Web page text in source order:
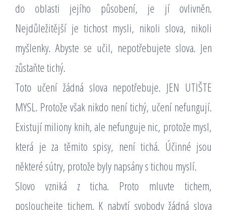
do oblasti jejího působení, je jí ovlivněn.
Nejdůležitější je tichost mysli, nikoli slova, nikoli
myšlenky. Abyste se učil, nepotřebujete slova. Jen
zůstaňte tichý.
Toto učení žádná slova nepotřebuje. JEN UTIŠTE
MYSL. Protože však nikdo není tichý, učení nefungují.
Existují miliony knih, ale nefunguje nic, protože mysl,
která je za těmito spisy, není tichá. Účinné jsou
některé sútry, protože byly napsány s tichou myslí.
Slovo vzniká z ticha. Proto mluvte tichem,
poslouchejte tichem. K nabytí svobody žádná slova